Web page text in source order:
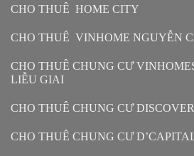
CHO THUÊ HOME CITY
CHO THUÊ VINHOME NGUYỄN
CHO THUÊ CHUNG CƯ
LIỄU GIAI
CHO THUÊ CHUNG CƯ
CHO THUÊ CHUNG CƯ